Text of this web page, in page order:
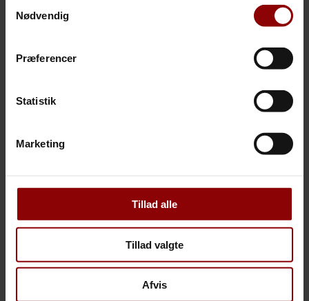
Nødvendig
Præferencer
Statistik
Marketing
Tillad alle
Tillad valgte
Afvis
relationer både internt og eksternt, og vi handler med
empati.
Vi løser opgaverne med begejstring og indlevelse, og vi
identificerer os hurtigt med virksomhedens kultur,
energi til organisationen.
WHO ARE GOING TO TAKE YOU HIGHER
- Oprah Winfrey